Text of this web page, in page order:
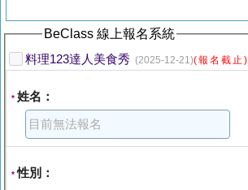
BeClass 線上報名系統
料理123達人美食秀 (2025-12-21)(報名截止)
* 姓名：
*性別：